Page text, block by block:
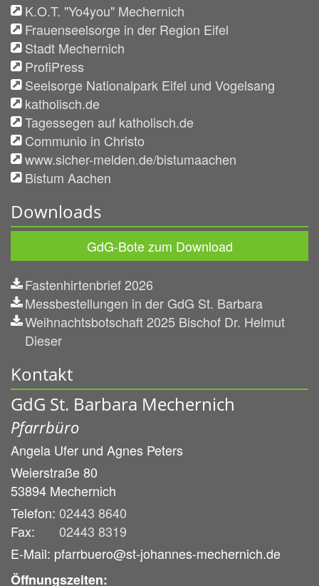
K.O.T. "Yo4you" Mechernich
Frauenseelsorge in der Region Eifel
Stadt Mechernich
ProfiPress
Seelsorge Nationalpark Eifel und Vogelsang
katholisch.de
Tagessegen auf katholisch.de
Communio in Christo
www.sicher-melden.de/bistumaachen
Bistum Aachen
Downloads
GdG-Bote zum Download
Fastenhirtenbrief 2026
Messbestellungen in der GdG St. Barbara
Weihnachtsbotschaft 2025 Bischof Dr. Helmut
Dieser
Kontakt
GdG St. Barbara Mechernich
Pfarrbüro
Angela Ufer und Agnes Peters
Weierstraße 80
53894 Mechernich
Telefon: 02443 8640
Fax:
02443 8319
E-Mail: pfarrbuero@st-johannes-mechernich.de
Öffnungszeiten: